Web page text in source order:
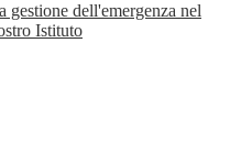
gestione dell'emergenza nel
Istituto